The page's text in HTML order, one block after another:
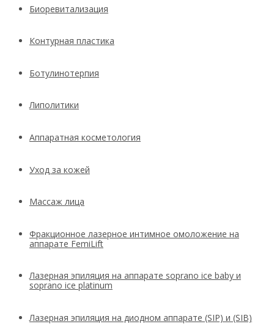
Биоревитализация
Контурная пластика
Ботулинотерпия
Липолитики
Аппаратная косметология
Уход за кожей
Массаж лица
Фракционное лазерное интимное омоложение на
аппарате FemiLift
Лазерная эпиляция на аппарате soprano ice baby и
soprano ice platinum
Лазерная эпиляция на диодном аппарате (SIP) и (SIB)